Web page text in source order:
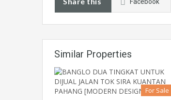
Facebook
Similar Properties
For Sale